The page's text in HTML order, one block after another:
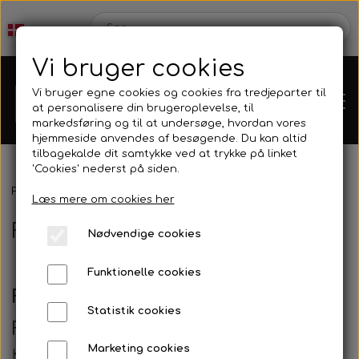
Webshop
Produkt Nyheder
Tilbud
Kleinsub
Billedgalleri
Forside
Fridykker kursus i Kreidesee
Fridykning i Kreidesee
Fridykning
Kom godt i gang med fridykning med et
Vi bruger cookies
Vi bruger egne cookies og cookies fra tredjeparter til
at personalisere din brugeroplevelse, til
markedsføring og til at undersøge, hvordan vores
hjemmeside anvendes af besøgende. Du kan altid
tilbagekalde dit samtykke ved at trykke på linket
'Cookies' nederst på siden.
Læs mere om cookies her
Nødvendige cookies
Funktionelle cookies
Statistik cookies
Marketing cookies